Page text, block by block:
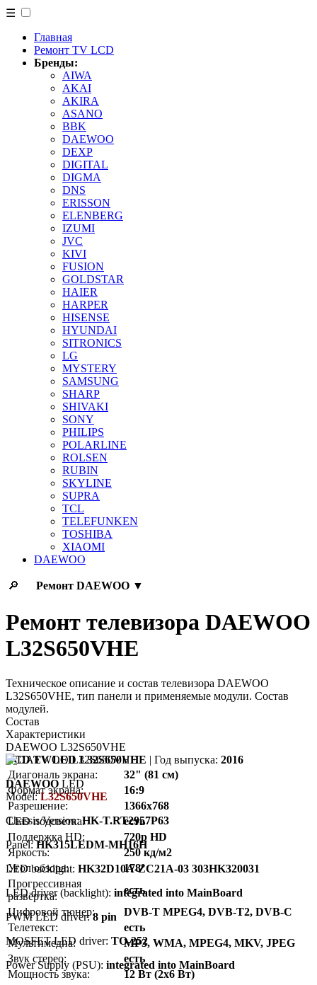
☰
Главная
Ремонт TV LCD
Бренды:
AIWA
AKAI
AKIRA
ASANO
BBK
DAEWOO
DEXP
DIGITAL
DIGMA
DNS
ERISSON
ELENBERG
IZUMI
JVC
KIVI
FUSION
GOLDSTAR
HAIER
HARPER
HISENSE
HYUNDAI
SITRONICS
LG
MYSTERY
SAMSUNG
SHARP
SHIVAKI
SONY
PHILIPS
POLARLINE
ROLSEN
RUBIN
SKYLINE
SUPRA
TCL
TELEFUNKEN
TOSHIBA
XIAOMI
DAEWOO
🔎 Ремонт DAEWOO ▼
Ремонт телевизора DAEWOO
L32S650VHE
Техническое описание и состав телевизора DAEWOO
L32S650VHE, тип панели и применяемые модули. Состав
модулей.
Состав
Характеристики
DAEWOO L32S650VHE
LCD TV LED L32S650VHE | Год выпуска: 2016
Диагональ экрана:
32" (81 см)
Формат экрана:
16:9
Разрешение:
1366x768
LED подсветка:
есть
Поддержка HD:
720p HD
Яркость:
250 кд/м2
Угол обзора:
178°
Прогрессивная
развёртка:
есть
Цифровой тюнер:
DVB-T MPEG4, DVB-T2, DVB-C
Телетекст:
есть
Мультимедиа:
MP3, WMA, MPEG4, MKV, JPEG
Звук стерео:
есть
Мощность звука:
12 Вт (2x6 Вт)
DAEWOO LED
Model:L32S650VHE
Chassis/Version:HK-T.RT2957P63
Panel:HK315LEDM-MH16H
LED backlight: HK32D10A-ZC21A-03 303HK320031
LED driver (backlight): integrated into MainBoard
PWM LED driver:8 pin
MOSFET LED driver: TO-252
Power Supply (PSU): integrated into MainBoard